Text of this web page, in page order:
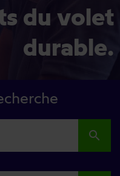
durable.
search